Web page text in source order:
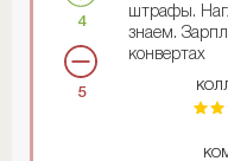
4
5
штрафы.
знаем.
конвертах